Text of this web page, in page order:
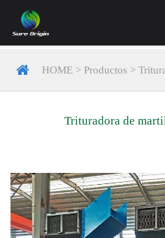
HOME > Productos >
Trituradora de